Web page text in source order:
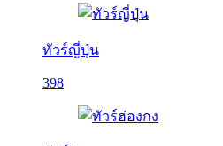
ทัวร์ญี่ปุ่น
398